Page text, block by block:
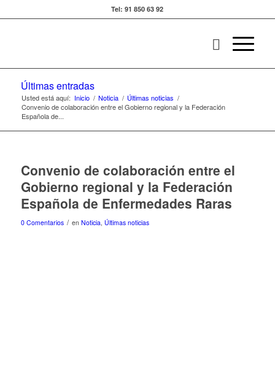
Tel: 91 850 63 92
Últimas entradas
Usted está aquí: Inicio / Noticia / Últimas noticias /
Convenio de colaboración entre el Gobierno regional y la Federación
Española de...
Convenio de colaboración entre el
Gobierno regional y la Federación
Española de Enfermedades Raras
0 Comentarios / en Noticia, Últimas noticias